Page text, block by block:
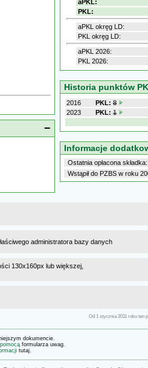
−
aPKL:
PKL:
aPKL okręg LD:
PKL okręg LD:
aPKL 2026:
PKL 2026:
Historia punktów
2016 PKL: 8
2023
PKL: 1
Informacje
Ostatnia opłacona
Wstąpił do PZBS w roku
administratora bazy danych
130x160px lub większej,
Od 1 stycznia 2011 roku ten
dokumencie.
formularza uwag.
tutaj.